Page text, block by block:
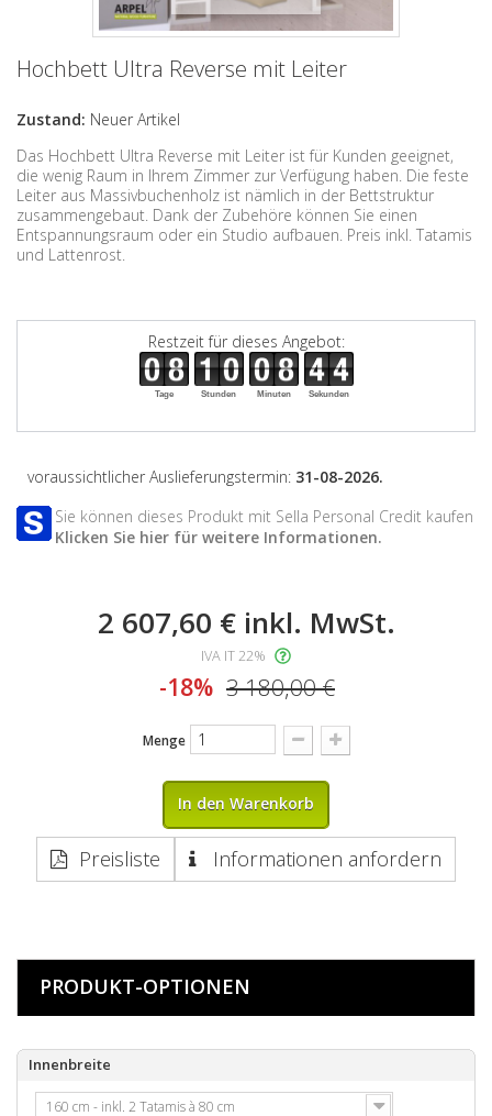
Hochbett Ultra Reverse mit Leiter
Zustand: Neuer Artikel
Das Hochbett Ultra Reverse mit Leiter ist für Kunden geeignet,
die wenig Raum in Ihrem Zimmer zur Verfügung haben. Die feste
Leiter aus Massivbuchenholz ist nämlich in der Bettstruktur
zusammengebaut. Dank der Zubehöre können Sie einen
Entspannungsraum oder ein Studio aufbauen. Preis inkl. Tatamis
und Lattenrost.
Restzeit für dieses Angebot:
Tage Stunden Minuten Sekunden
voraussichtlicher Auslieferungstermin: 31-08-2026.
Sie können dieses Produkt mit Sella Personal Credit kaufen
Klicken Sie hier für weitere Informationen.
2 607,60 €inkl. MwSt.
IVA IT 22%
-18% 3 180,00 €
Menge
In den Warenkorb
Preisliste Informationen anfordern
PRODUKT-OPTIONEN
Innenbreite
160 cm - inkl. 2 Tatamis à 80 cm